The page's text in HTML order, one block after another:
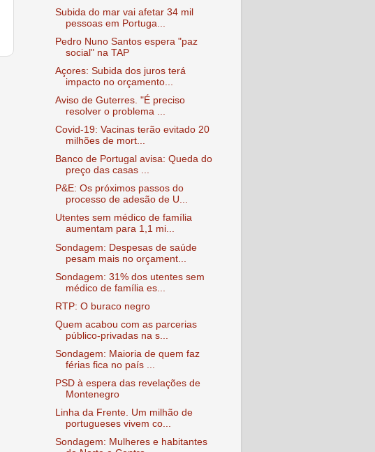
Subida do mar vai afetar 34 mil
pessoas em Portuga...
Pedro Nuno Santos espera "paz
social" na TAP
Açores: Subida dos juros terá
impacto no orçamento...
Aviso de Guterres. "É preciso
resolver o problema ...
Covid-19: Vacinas terão evitado 20
milhões de mort...
Banco de Portugal avisa: Queda do
preço das casas ...
P&E: Os próximos passos do
processo de adesão de U...
Utentes sem médico de família
aumentam para 1,1 mi...
Sondagem: Despesas de saúde
pesam mais no orçament...
Sondagem: 31% dos utentes sem
médico de família es...
RTP: O buraco negro
Quem acabou com as parcerias
público-privadas na s...
Sondagem: Maioria de quem faz
férias fica no país ...
PSD à espera das revelações de
Montenegro
Linha da Frente. Um milhão de
portugueses vivem co...
Sondagem: Mulheres e habitantes